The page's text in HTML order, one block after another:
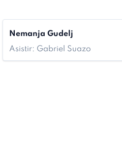
Nemanja Gudelj
Asistir: Gabriel Suazo